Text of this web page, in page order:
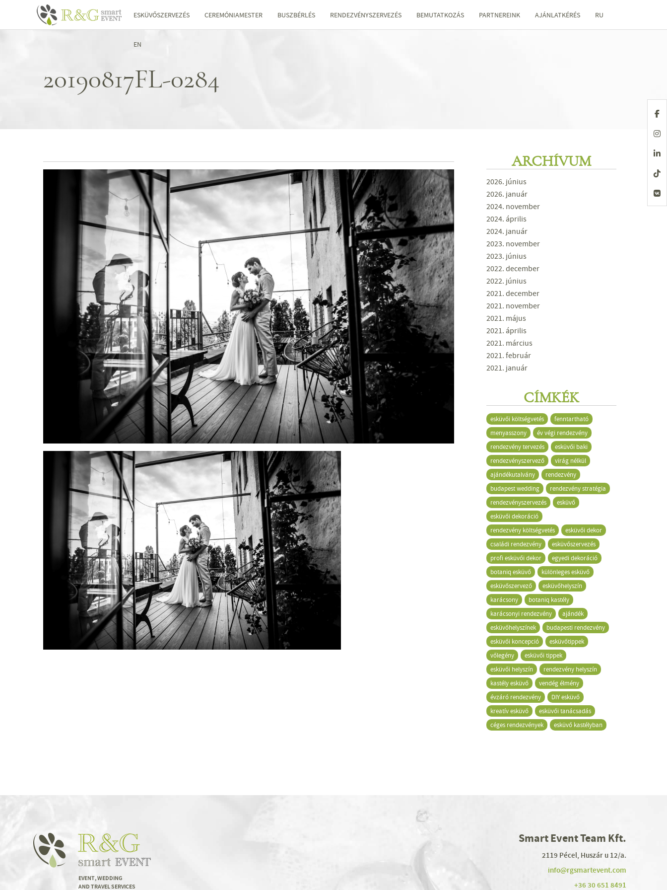
ESKÜVŐSZERVEZÉS CEREMÓNIAMESTER BUSZBÉRLÉS RENDEZVÉNYSZERVEZÉS BEMUTATKOZÁS PARTNEREINK AJÁNLATKÉRÉS RU
EN
20190817FL-0284
ARCHÍVUM
2026. június
2026. január
2024. november
2024. április
2024. január
2023. november
2023. június
2022. december
2022. június
2021. december
2021. november
2021. május
2021. április
2021. március
2021. február
2021. január
CÍMKÉK
esküvői költségvetés
fenntartható
menyasszony
év végi rendezvény
rendezvény tervezés
esküvői baki
rendezvényszervező
virág nélkül
ajándékutalvány
rendezvény
budapest wedding
rendezvény stratégia
rendezvényszervezés
esküvő
esküvői dekoráció
rendezvény költségvetés
esküvői dekor
családi rendezvény
esküvőszervezés
profi esküvői dekor
egyedi dekoráció
botaniq esküvő
különleges esküvő
esküvőszervező
esküvőhelyszín
karácsony
botaniq kastély
karácsonyi rendezvény
ajándék
esküvőhelyszínek
budapesti rendezvény
esküvői koncepció
esküvőtippek
vőlegény
esküvői tippek
esküvői helyszín
rendezvény helyszín
kastély esküvő
vendég élmény
évzáró rendezvény
DIY esküvő
kreatív esküvő
esküvői tanácsadás
céges rendezvények
esküvő kastélyban
Smart Event Team Kft.
2119 Pécel, Huszár u 12/a.
info@rgsmartevent.com
+36 30 651 8491